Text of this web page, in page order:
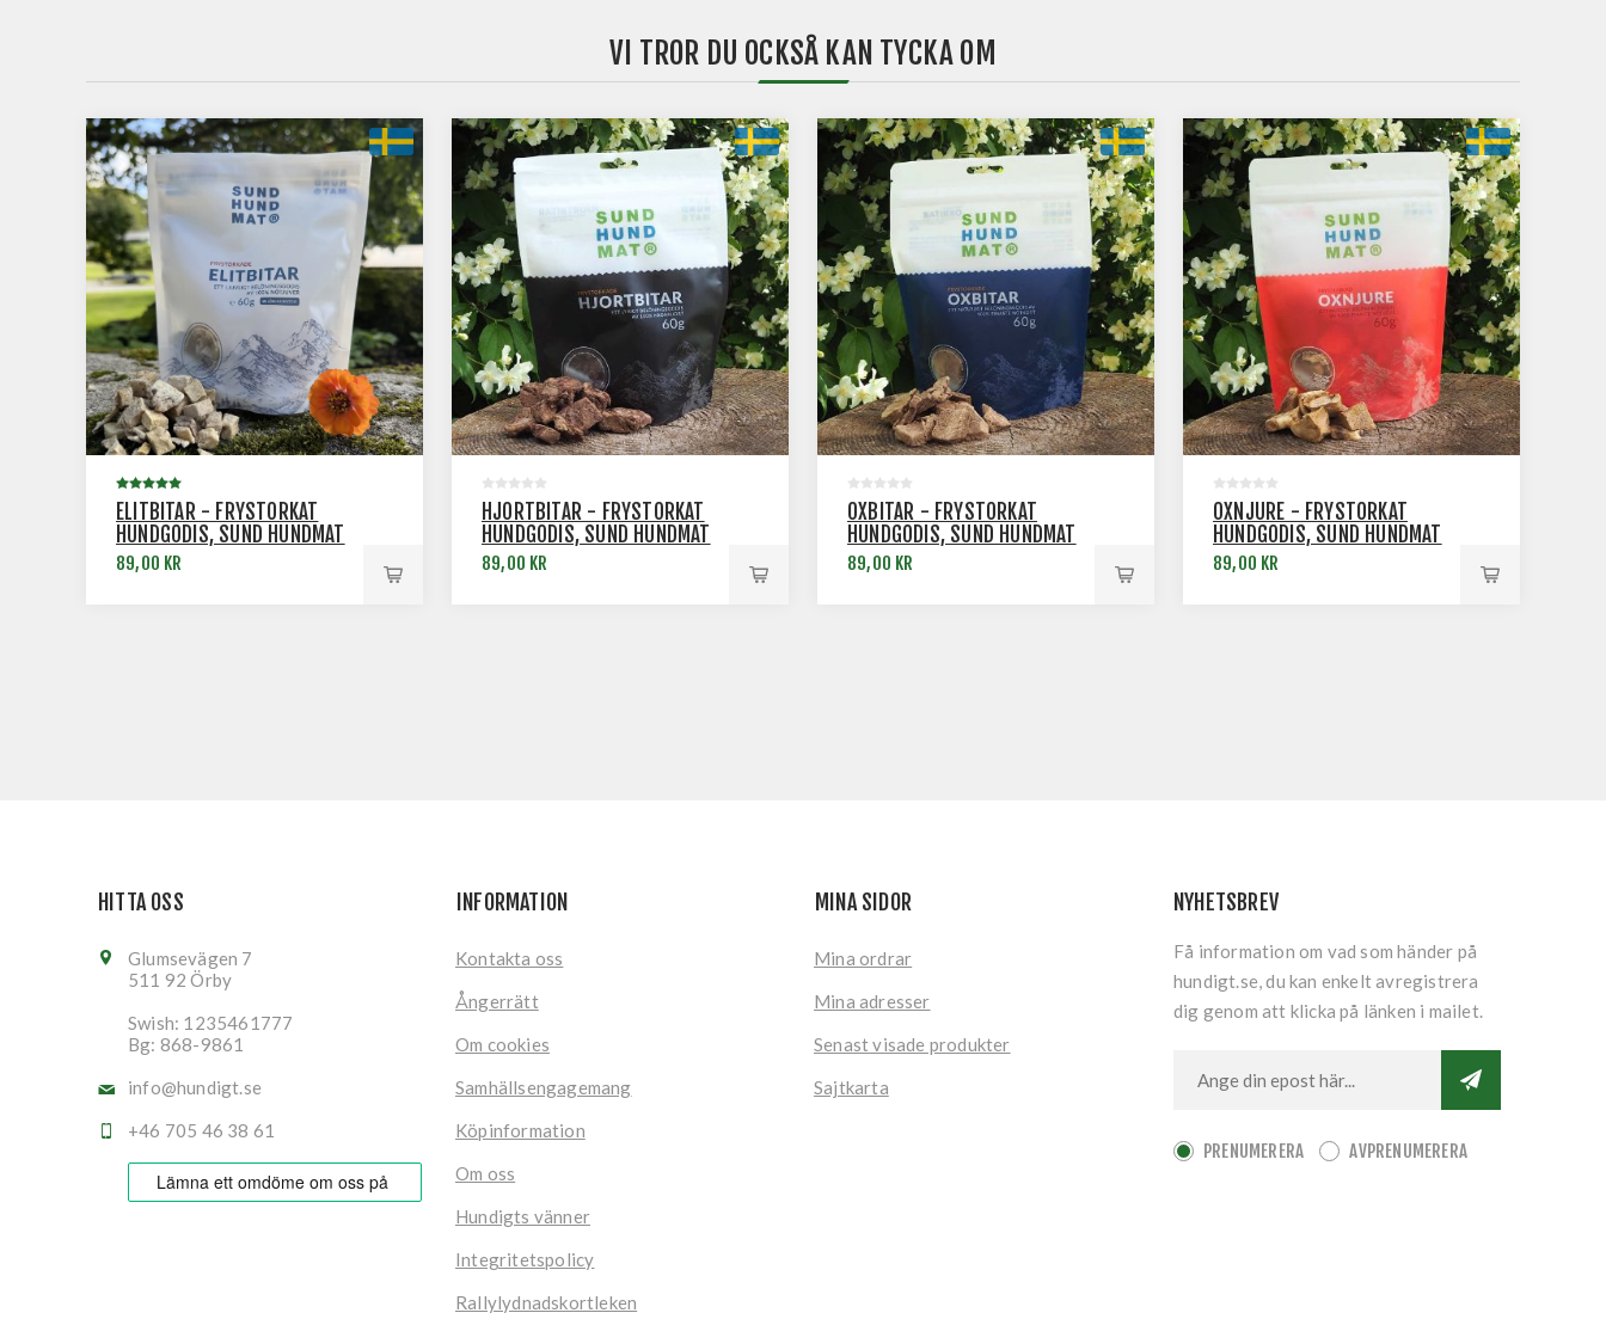
VI TROR DU OCKSÅ KAN TYCKA OM
ELITBITAR - FRYSTORKAT
HUNDGODIS, SUND HUNDMAT
89,00 KR
HJORTBITAR - FRYSTORKAT
HUNDGODIS, SUND HUNDMAT
89,00 KR
OXBITAR - FRYSTORKAT
HUNDGODIS, SUND HUNDMAT
89,00 KR
OXNJURE - FRYSTORKAT
HUNDGODIS, SUND HUNDMAT
89,00 KR
HITTA OSS
Glumsevägen 7
511 92 Örby
Swish: 1235461777
Bg: 868-9861
info@hundigt.se
+46 705 46 38 61
INFORMATION
Kontakta oss
Ångerrätt
Om cookies
Samhällsengagemang
Köpinformation
Om oss
Hundigts vänner
Integritetspolicy
Rallylydnadskortleken
MINA SIDOR
Mina ordrar
Mina adresser
Senast visade produkter
Sajtkarta
NYHETSBREV
Få information om vad som händer på
hundigt.se, du kan enkelt avregistrera
dig genom att klicka på länken i mailet.
PRENUMERERA AVPRENUMERERA